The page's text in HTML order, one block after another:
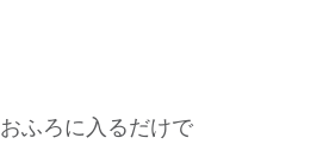
おふろに入るだけで